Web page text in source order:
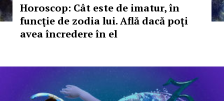
Horoscop: Cât este de imatur, în
funcţie de zodia lui. Află dacă poţi
avea încredere în el